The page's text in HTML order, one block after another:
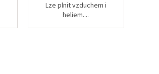
Lze plnit vzduchem i
heliem....